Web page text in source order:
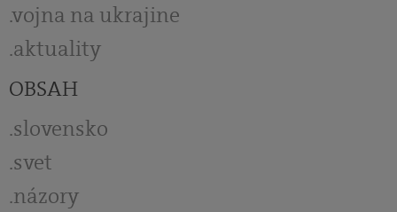
vojna na ukrajine
aktuality
OBSAH
slovensko
svet
názory